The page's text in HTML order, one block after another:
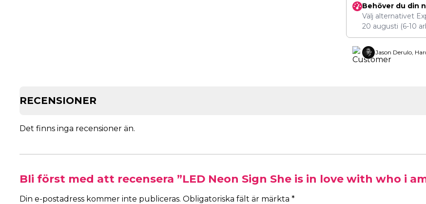
Behöver du din
Välj alternativet
20 augusti (6-10
Jason Derulo,
RECENSIONER
Det finns inga recensioner än.
Bli först med att recensera ”LED Neon Sign She is in love with who i
Din e-postadress kommer inte publiceras. Obligatoriska fält är märkta *